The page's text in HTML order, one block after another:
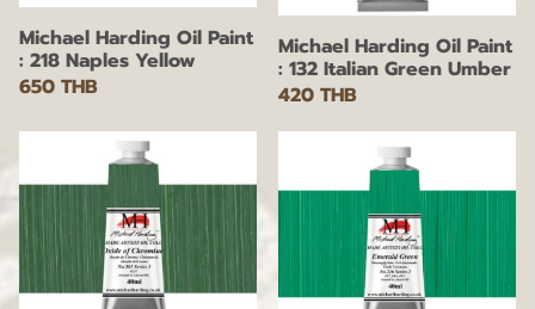
Michael Harding Oil Paint
: 218 Naples Yellow
650 THB
Michael Harding Oil Paint
: 132 Italian Green Umber
420 THB